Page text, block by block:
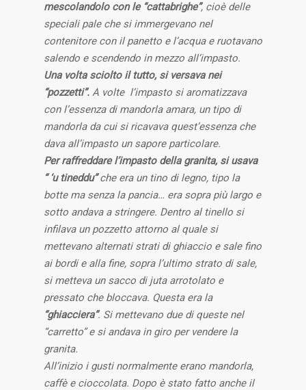
mescolandolo con le “cattabrighe”, cioè delle
speciali pale che si immergevano nel
contenitore con il panetto e l’acqua e ruotavano
salendo e scendendo in mezzo all’impasto.
Una volta sciolto il tutto, si versava nei
“pozzetti”. A volte l’impasto si aromatizzava
con l’essenza di mandorla amara, un tipo di
mandorla da cui si ricavava quest’essenza che
dava all’impasto un sapore particolare.
Per raffreddare l’impasto della granita, si usava
“ ‘u tineddu”che era un tino di legno, tipo la
botte ma senza la pancia… era sopra più largo e
sotto andava a stringere. Dentro al tinello si
infilava un pozzetto attorno al quale si
mettevano alternati strati di ghiaccio e sale fino
ai bordi e alla fine, sopra l’ultimo strato di sale,
si metteva un sacco di juta arrotolato e
pressato che bloccava. Questa era la
“ghiacciera”. Si mettevano due di queste nel
“carretto” e si andava in giro per vendere la
granita.
All’inizio i gusti normalmente erano mandorla,
caffè e cioccolata. Dopo è stato fatto anche il